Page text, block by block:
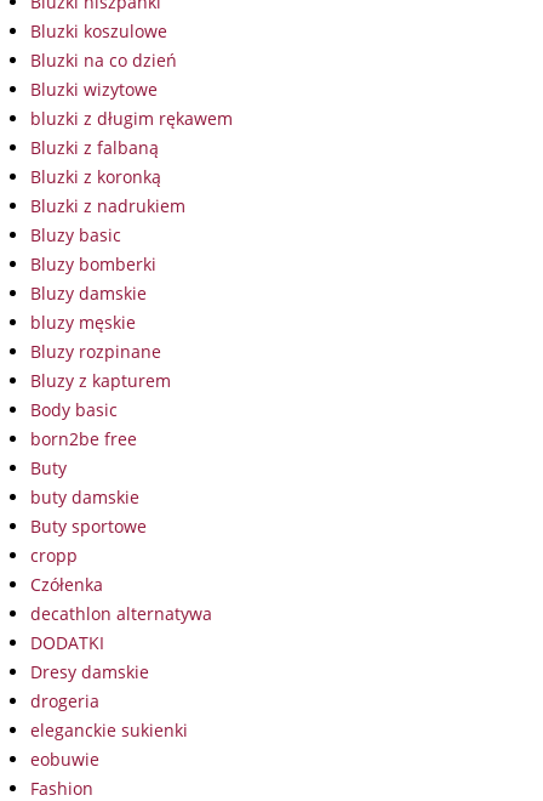
Bluzki koszulowe
Bluzki na co dzień
Bluzki wizytowe
bluzki z długim rękawem
Bluzki z falbaną
Bluzki z koronką
Bluzki z nadrukiem
Bluzy basic
Bluzy bomberki
Bluzy damskie
bluzy męskie
Bluzy rozpinane
Bluzy z kapturem
Body basic
born2be free
Buty
buty damskie
Buty sportowe
cropp
Czółenka
decathlon alternatywa
DODATKI
Dresy damskie
drogeria
eleganckie sukienki
eobuwie
Fashion